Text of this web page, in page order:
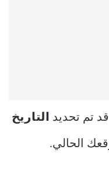
تم تحديد التاريخ
الحالي.